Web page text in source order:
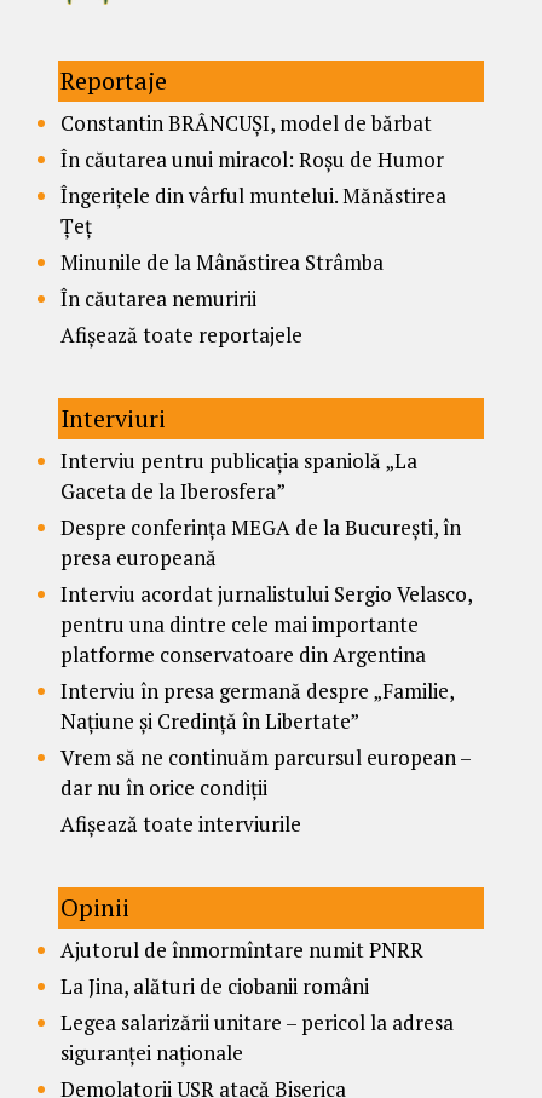
Reportaje
Constantin BRÂNCUȘI, model de bărbat
În căutarea unui miracol: Roșu de Humor
Îngerițele din vârful muntelui. Mănăstirea
Țeț
Minunile de la Mânăstirea Strâmba
În căutarea nemuririi
Afișează toate reportajele
Interviuri
Interviu pentru publicația spaniolă „La
Gaceta de la Iberosfera”
Despre conferința MEGA de la București, în
presa europeană
Interviu acordat jurnalistului Sergio Velasco,
pentru una dintre cele mai importante
platforme conservatoare din Argentina
Interviu în presa germană despre „Familie,
Națiune și Credință în Libertate”
Vrem să ne continuăm parcursul european –
dar nu în orice condiții
Afișează toate interviurile
Opinii
Ajutorul de înmormîntare numit PNRR
La Jina, alături de ciobanii români
Legea salarizării unitare – pericol la adresa
siguranței naționale
Demolatorii USR atacă Biserica